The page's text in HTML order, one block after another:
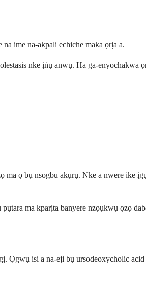
ime na-akpali echiche maka ọrịa a.
nke ịṅụ anwụ. Ha ga-enyochakwa
ọ bụ nsogbu akụrụ. Nke a nwere ike
ma kparịta banyere nzọụkwụ ọzọ
Ọgwụ isi a na-eji bụ ursodeoxycholic